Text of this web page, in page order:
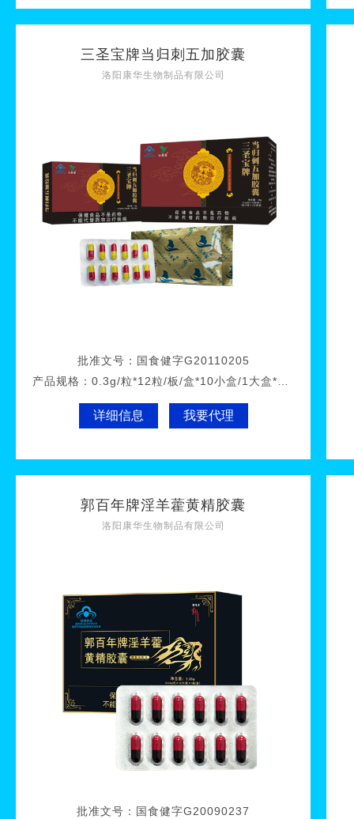
三圣宝牌当归刺五加胶囊
洛阳康华生物制品有限公司
批准文号： 国食健字G20110205
产品规格： 0.3g/粒*12粒/板/盒*10小盒/1大盒*60大盒/件
详细信息 我要代理
郭百年牌淫羊藿黄精胶囊
洛阳康华生物制品有限公司
批准文号： 国食健字G20090237